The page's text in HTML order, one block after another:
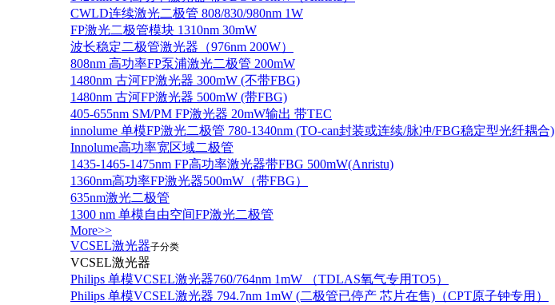
CWLD连续激光二极管 808/830/980nm 1W
FP激光二极管模块 1310nm 30mW
波长稳定二极管激光器（976nm 200W）
808nm 高功率FP泵浦激光二极管 200mW
1480nm 古河FP激光器 300mW (不带FBG)
1480nm 古河FP激光器 500mW (带FBG)
405-655nm SM/PM FP激光器 20mW输出 带TEC
innolume 单模FP激光二极管 780-1340nm (TO-can封装或连续/脉冲/FBG稳定型光纤耦合)
Innolume高功率宽区域二极管
1435-1465-1475nm FP高功率激光器带FBG 500mW(Anristu)
1360nm高功率FP激光器500mW（带FBG）
635nm激光二极管
1300 nm 单模自由空间FP激光二极管
More>>
VCSEL激光器子分类
VCSEL激光器
Philips 单模VCSEL激光器760/764nm 1mW （TDLAS氧气专用TO5）
Philips 单模VCSEL激光器 794.7nm 1mW (二极管已停产 芯片在售)（CPT原子钟专用）